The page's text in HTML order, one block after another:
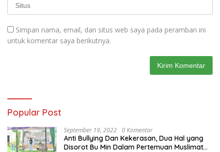
Simpan nama, email, dan situs web saya pada peramban ini
untuk komentar saya berikutnya.
Popular Post
September 19, 2022 0 Komentar
Anti Bullying Dan Kekerasan, Dua Hal yang
Disorot Bu Min Dalam Pertemuan Muslimat